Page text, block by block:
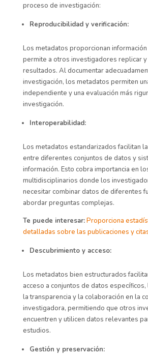
proceso de investigación:
Reproducibilidad y verificación:
Los metadatos proporcionan
permite a otros investigadores replicar
resultados. Al documentar
investigación, los metadatos permiten
independiente y una evaluación más
investigación.
Interoperabilidad:
Los metadatos estandarizados facilitan
entre diferentes conjuntos de datos y
información. Esto cobra importancia en
multidisciplinarios donde los
necesitar combinar datos de diferentes
abordar preguntas complejas.
Te puede interesar:Proporciona
detalladas sobre las publicaciones y
Descubrimiento y acceso:
Los metadatos bien estructurados
acceso a conjuntos de datos
la transparencia y la colaboración en la
investigadora, permitiendo que otros
encuentren y utilicen datos relevantes
estudios.
Gestión y preservación: